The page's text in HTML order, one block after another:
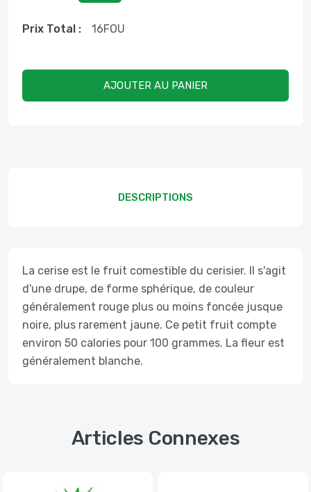
Prix ​​total : 16FOU
AJOUTER AU PANIER
DESCRIPTIONS
La cerise est le fruit comestible du cerisier. Il s'agit
d'une drupe, de forme sphérique, de couleur
généralement rouge plus ou moins foncée jusque
noire, plus rarement jaune. Ce petit fruit compte
environ 50 calories pour 100 grammes. La fleur est
généralement blanche.
Articles Connexes